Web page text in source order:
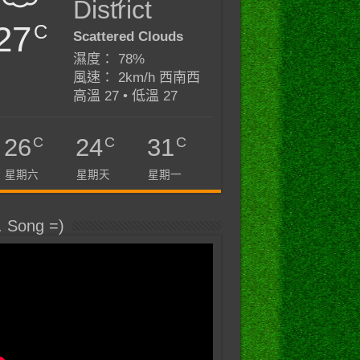
C
District
Scattered Clouds
濕度： 78%
風速： 2km/h 西南西
高溫 27 • 低溫 27
26C
星期六
24C
星期天
31C
星期一
Song =)